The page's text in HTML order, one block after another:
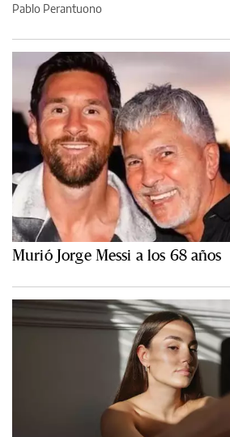
Pablo Perantuono
Murió Jorge Messi a los 68 años